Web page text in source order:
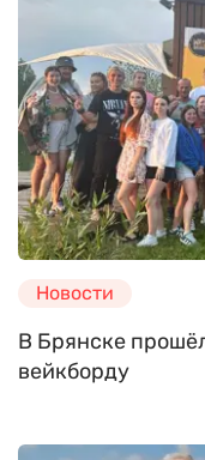
Новости
В Брянске
вейкборду